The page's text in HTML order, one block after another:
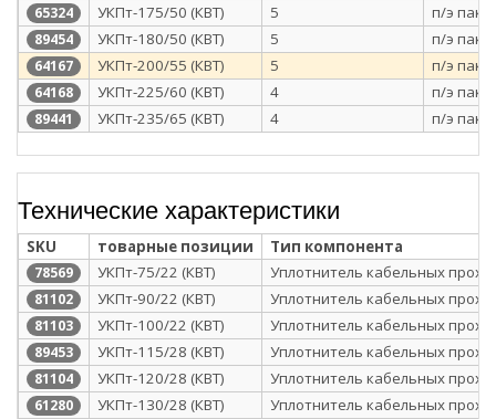
65324 УКПт-175/50 (КВТ) 5 п/э
89454 УКПт-180/50 (КВТ) 5 п/э
64167 УКПт-200/55 (КВТ) 5 п/э
64168 УКПт-225/60 (КВТ) 4 п/э
89441 УКПт-235/65 (КВТ) 4 п/э
Технические характеристики
SKU товарные позиции Тип компонента
78569 УКПт-75/22 (КВТ) Уплотнитель кабельных
81102 УКПт-90/22 (КВТ) Уплотнитель кабельных
81103 УКПт-100/22 (КВТ) Уплотнитель кабельных
89453 УКПт-115/28 (КВТ) Уплотнитель кабельных
81104 УКПт-120/28 (КВТ) Уплотнитель кабельных
61280 УКПт-130/28 (КВТ) Уплотнитель кабельных